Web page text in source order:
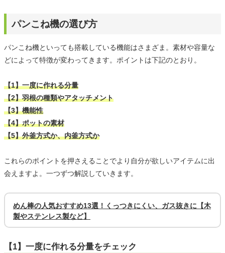
パンこね機の選び方
パンこね機といっても搭載している機能はさまざま。素材や容量な
どによって特徴が変わってきます。ポイントは下記のとおり。
【1】一度に作れる分量
【2】羽根の種類やアタッチメント
【3】機能性
【4】ポットの素材
【5】外釜方式か、内釜方式か
これらのポイントを押さえることでより自分が欲しいアイテムに出
会えますよ。一つずつ解説していきます。
めん棒の人気おすすめ13選！くっつきにくい、ガス抜きに【木
製やステンレス製など】
【1】一度に作れる分量をチェック